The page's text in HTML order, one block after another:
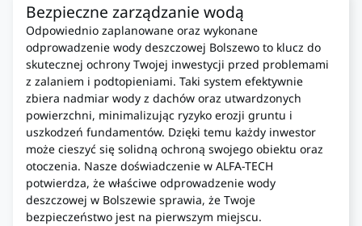
Bezpieczne zarządzanie wodą
Odpowiednio zaplanowane oraz wykonane
odprowadzenie wody deszczowej Bolszewo to klucz do
skutecznej ochrony Twojej inwestycji przed problemami
z zalaniem i podtopieniami. Taki system efektywnie
zbiera nadmiar wody z dachów oraz utwardzonych
powierzchni, minimalizując ryzyko erozji gruntu i
uszkodzeń fundamentów. Dzięki temu każdy inwestor
może cieszyć się solidną ochroną swojego obiektu oraz
otoczenia. Nasze doświadczenie w ALFA-TECH
potwierdza, że właściwe odprowadzenie wody
deszczowej w Bolszewie sprawia, że Twoje
bezpieczeństwo jest na pierwszym miejscu.